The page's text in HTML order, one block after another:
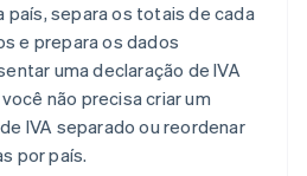
país, separa os totais de cada
e prepara os dados
uma declaração de IVA
não precisa criar um
IVA separado ou reordenar
por país.